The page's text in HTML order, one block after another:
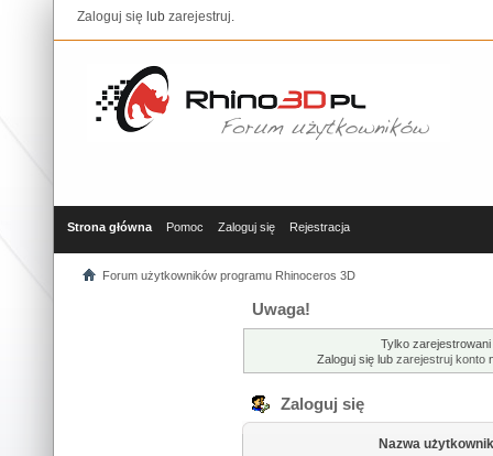
Zaloguj się lub zarejestruj.
Strona główna Pomoc Zaloguj się Rejestracja
Forum użytkowników programu Rhinoceros 3D
Uwaga!
Tylko
Zaloguj się lub zarejestruj konto
Zaloguj się
Nazwa